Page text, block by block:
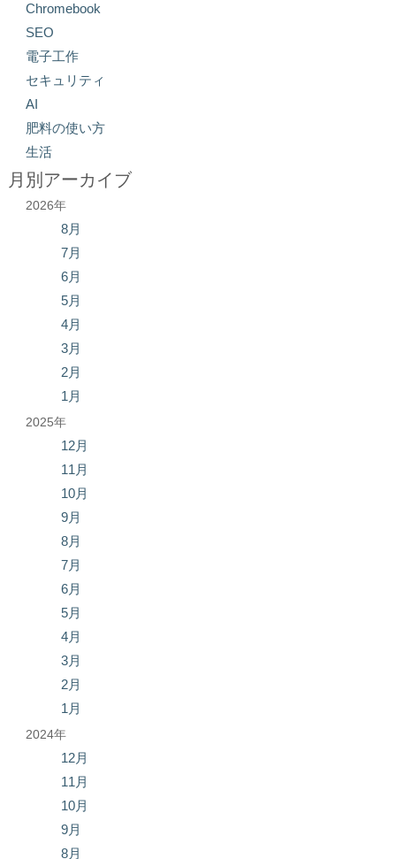
Chromebook
SEO
電子工作
セキュリティ
AI
肥料の使い方
生活
月別アーカイブ
2026年
8月
7月
6月
5月
4月
3月
2月
1月
2025年
12月
11月
10月
9月
8月
7月
6月
5月
4月
3月
2月
1月
2024年
12月
11月
10月
9月
8月